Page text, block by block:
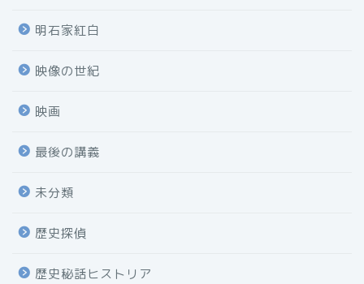
明石家紅白
映像の世紀
映画
最後の講義
未分類
歴史探偵
歴史秘話ヒストリア